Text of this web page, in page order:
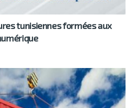
tunisiennes formées aux